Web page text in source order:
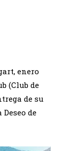
enero
(Club de
de su
de